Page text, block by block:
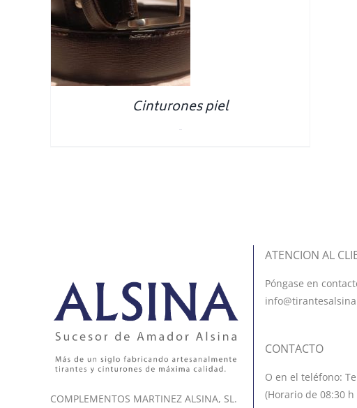
Cinturones piel
COMPLEMENTOS MARTINEZ ALSINA, SL.
ATENCION AL
Póngase en
CONTACTO
O en el teléfono:
(Horario de 08:30 h